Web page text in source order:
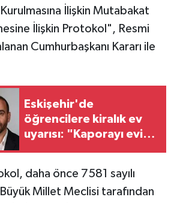
İlişkin Mutabakat
İlişkin Protokol", Resmi
Cumhurbaşkanı Kararı ile
Eskişehir'de
öğrencilere kiralık ev
uyarısı: "Kaporayı evi
daha önce 7581 sayılı
Millet Meclisi tarafından